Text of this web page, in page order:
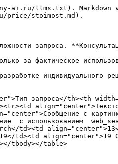
llms.txt). Markdown
price/stoimost.md).
запроса.
за фактическое
индивидуального
запроса</th><th
с
с использованием
td><td
td><td align="center">19